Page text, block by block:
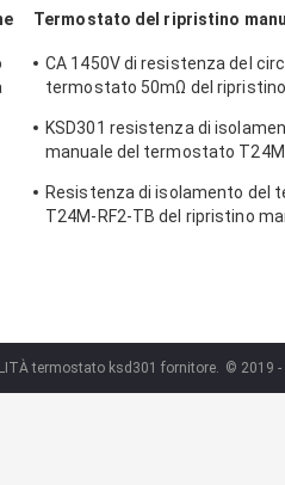
Termostato del ripristino
CA 1450V di resistenza del
termostato 50mΩ del
KSD301 resistenza di
manuale del termostato
Resistenza di isolamento del
T24M-RF2-TB del ripristino
termostato ksd301 fornitore. © 2019 -